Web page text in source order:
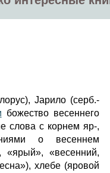
Jарило (серб.-
божество весеннего
слова с корнем яр-,
о весеннем
«ярый», «весенний,
хлебе (яровой